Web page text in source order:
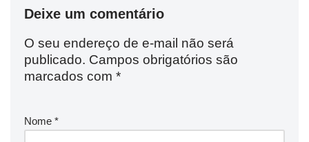
Deixe um comentário
O seu endereço de e-mail não será
publicado. Campos obrigatórios são
marcados com *
Nome *